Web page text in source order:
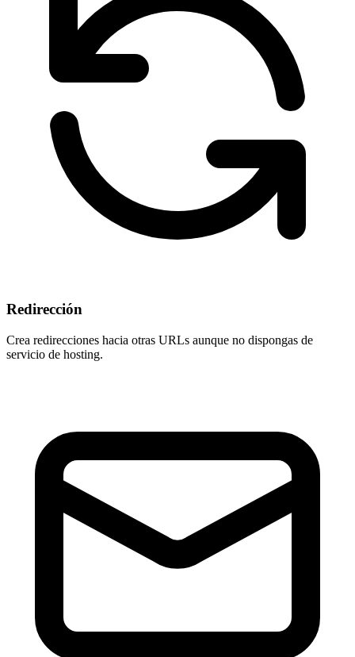
Redirección
Crea redirecciones hacia otras URLs aunque no dispongas de
servicio de hosting.